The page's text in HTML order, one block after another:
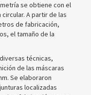
se obtiene con el
A partir de las
de fabricación,
el tamaño de la
técnicas,
de las máscaras
Se elaboraron
localizadas